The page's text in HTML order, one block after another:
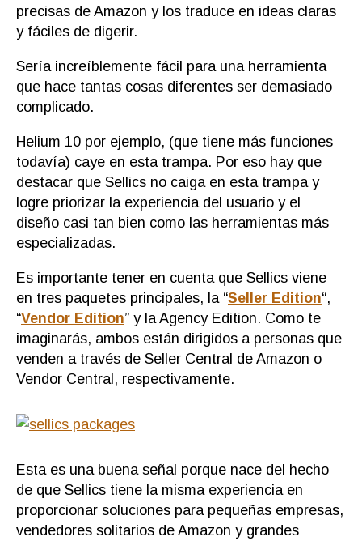
precisas de Amazon y los traduce en ideas claras
y fáciles de digerir.
Sería increíblemente fácil para una herramienta
que hace tantas cosas diferentes ser demasiado
complicado.
Helium 10 por ejemplo, (que tiene más funciones
todavía) caye en esta trampa. Por eso hay que
destacar que Sellics no caiga en esta trampa y
logre priorizar la experiencia del usuario y el
diseño casi tan bien como las herramientas más
especializadas.
Es importante tener en cuenta que Sellics viene
en tres paquetes principales, la “Seller Edition“,
“Vendor Edition” y la Agency Edition. Como te
imaginarás, ambos están dirigidos a personas que
venden a través de Seller Central de Amazon o
Vendor Central, respectivamente.
Esta es una buena señal porque nace del hecho
de que Sellics tiene la misma experiencia en
proporcionar soluciones para pequeñas empresas,
vendedores solitarios de Amazon y grandes